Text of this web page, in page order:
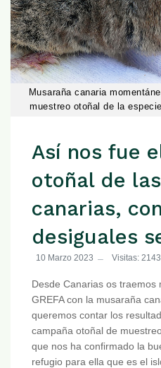
Musaraña canaria
muestreo otoñal de la
Así nos fue
otoñal de
canarias,
desiguales
10 Marzo 2023 Visitas: 2143
Desde Canarias os traemos
GREFA con la musaraña
queremos contar los
campaña otoñal de
que nos ha confirmado la
refugio para ella que es el